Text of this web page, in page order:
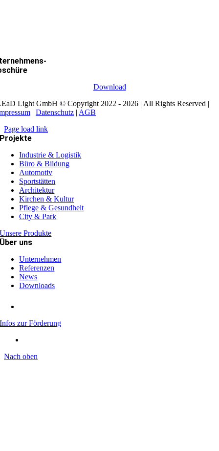
Download
Light GmbH © Copyright 2022 - 2026 | All Rights Reserved |
| Datenschutz | AGB
Page load link
Projekte
Industrie & Logistik
Büro & Bildung
Automotiv
Sportstätten
Architektur
Kirchen & Kultur
Pflege & Gesundheit
City & Park
Unsere Produkte
Über uns
Unternehmen
Referenzen
News
Downloads
Infos zur Förderung
Nach oben